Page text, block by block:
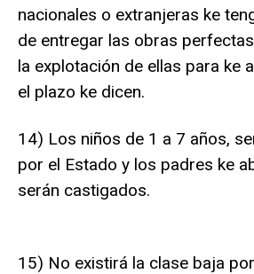
nacionales o extranjeras ke
de entregar las obras
la explotación de ellas para ke
el plazo ke dicen.
14) Los niños de 1 a 7 años,
por el Estado y los padres ke
serán castigados.
15) No existirá la clase baja